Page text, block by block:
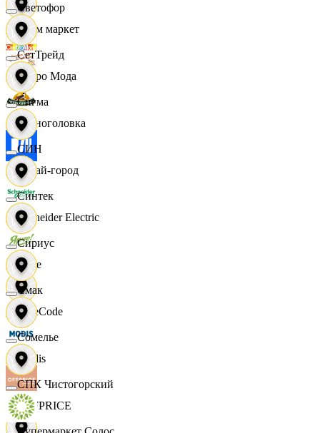
Хоум маркет
Цетро Мода
Черноголовка
Читай-город
Schneider Electric
Ярче
FaceCode
Modis
OFFPRICE
Светофор
СетТрейд
Сигма
СИН
Синтек
Сириус
Смак
Сомелье
СПК Чистогорский